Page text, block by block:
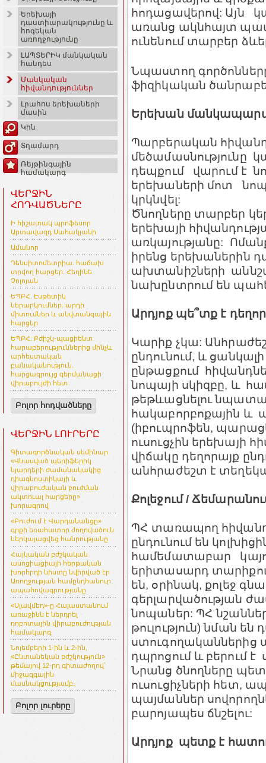
Երեխայի
դաստիարակությունը և
հոգեկան
առողջությունը
ԼԱՊՏԵՐԻԿ մանկական
հանդես
Մանկական
հիվանդություններ
Լրահոս երեխաների
մասին
Կին
Տղամարդ
Ռեյթինգային
համակարգ
ՎԵՐՋԻՆ
ՀՈԴՎԱԾՆԵՐԸ
Ի հիշատակ պրոֆեսոր
Արտավազդ Սահակյանի
Ամանոր
Դենսիտոմետրիա. հաճախ
տրվող հարցեր. Հեղինե
Չոլոյան
ԵՊԲՀ. Էսթետիկ
ներարկումներ. արդի
միտումներ և անվտանգային
հարցեր
ԵՊԲՀ. Բժիշկ-պացիենտ
հարաբերություններից մինչև
արհեստական
բանականություն.
հարցազրույց գերմանացի
վիրաբույժի հետ
Բոլոր հոդվածները
ՎԵՐՋԻՆ ԼՈՒՐԵՐԸ
Գիտագործնական սեմինար
«Վնասված պերիֆերիկ
նյարդերի ժամանակակից
դիագնոստիկայի և
վիրաբուժական բուժման
ակտուալ հարցերը»
խորագրով
«Բուժում է Վարդանանցը»
գրքի եռահատոր ժողովածուն
ներկայացվեց հանրությանը
Հայկական բժշկական
ասոցիացիայի հերթական
խորհրդի նիստը նվիրված էր
Առողջության համընդհանուր
ապահովագրությանը
«Սլավմեդ»-ը Հայաստանում
առաջինն է ներդրել
ռոբոտային վիրաբուժության
համակարգ
Նոյեմբերի 1-ին և 2-ին,
«Ընտանեկան բժշկություն»
թեմայով 12-րդ գիտաժողով՝
միջազգային
մասնակցությամբ։
Բոլոր լուրերը
հոդացավերով: Այն
առանց ակնհայտ
ունենում տարբեր
Նպաստող
ֆիզիկական
Երեխան
Պարբերական
մեծամասնությունը
դեպքում վարում է
երեխաների մոտ
կրկնվել:
Ծնողները տարբեր
երեխայի
առկայությանը:
իրենց երեխաներին
ախտանիշների
նախընտրում են
Արդյոք պե՞տք է
Կարիք չկա:
ընդունում, և
ընթացքում
նոպայի սկիզբը, և
թեթևացնելու
հակաբորբոքային և
(իբուպրոֆեն,
ուսուցչին երեխայի
վիճակը դեղորայք
անհրաժեշտ է
Քոլեջում /
ՊՀ տառապող
ընդունում են
համեմատաբար
երիտասարդ
են, օրինակ, քոլեջ
գերլարվածության
նոպաներ: ՊՀ
թուլություն) նման
ստուգողականներից
դպրոցում և բերում
Նրանց ծնողները
ուսուցիչների հետ,
պայմաններ
բարոյապես ճնշելու:
Արդյոք պետք է